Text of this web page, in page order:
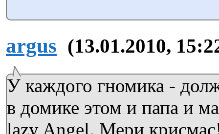
argus (13.01.2010,
У каждого гномика -
в домике этом и папа и
lazy Angel. Мери